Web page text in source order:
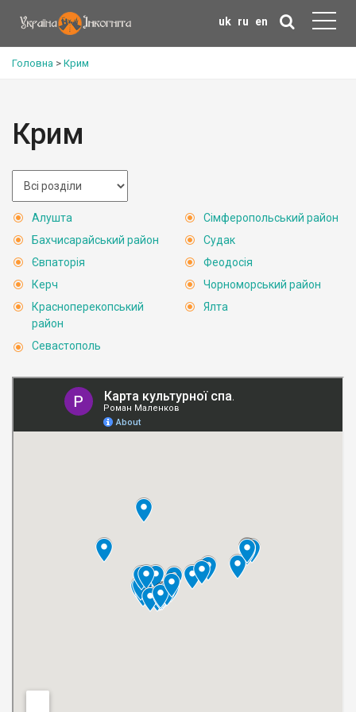
uk ru en
Головна > Крим
Крим
Алушта
Бахчисарайський район
Євпаторія
Керч
Красноперекопський
район
Севастополь
Сімферопольський район
Судак
Феодосія
Чорноморський район
Ялта